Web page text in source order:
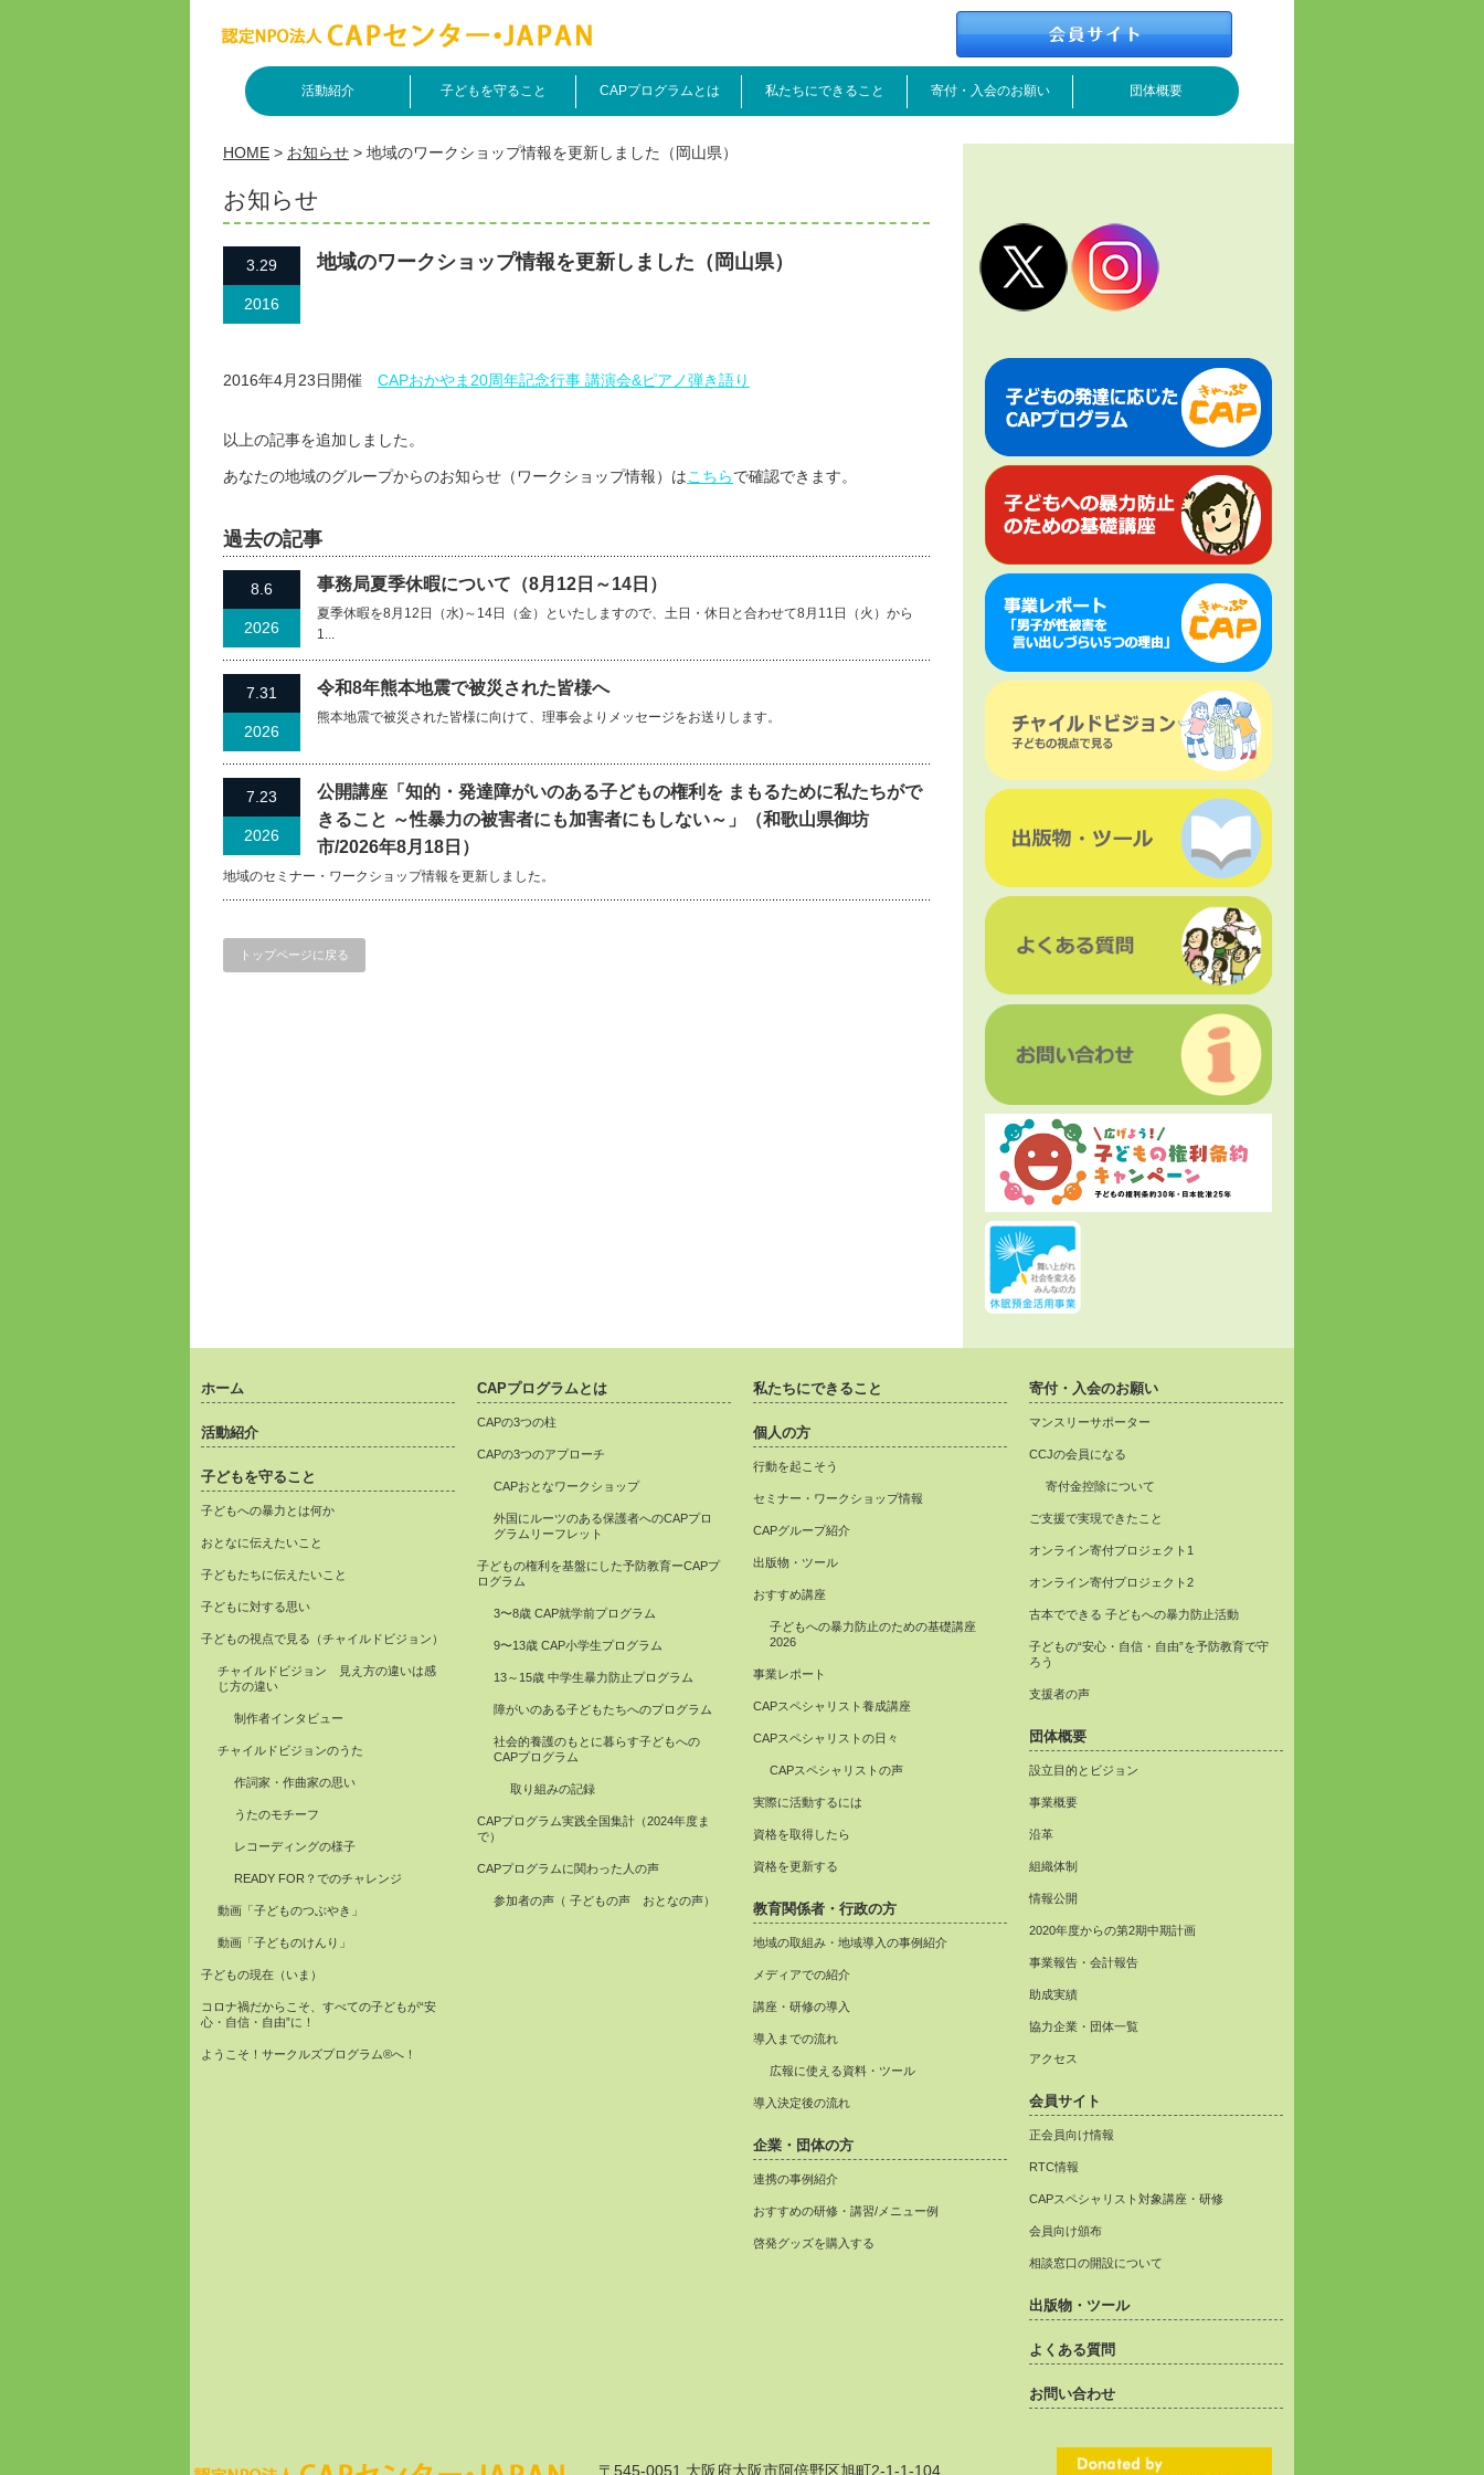
活動紹介 子どもを守ること CAPプログラムとは 私たちにできること 寄付・入会のお願い 団体概要
HOME > お知らせ > 地域のワークショップ情報を更新しました（岡山県）
お知らせ
3.29
2016
地域のワークショップ情報を更新しました（岡山県）
2016年4月23日開催 CAPおかやま20周年記念行事 講演会&ピアノ弾き語り
以上の記事を追加しました。
あなたの地域のグループからのお知らせ（ワークショップ情報）はこちらで確認できます。
過去の記事
8.6
2026
事務局夏季休暇について（8月12日～14日）
夏季休暇を8月12日（水)～14日（金）といたしますので、土日・休日と合わせて8月11日（火）から
1...
7.31
2026
令和8年熊本地震で被災された皆様へ
熊本地震で被災された皆様に向けて、理事会よりメッセージをお送りします。
7.23
2026
公開講座「知的・発達障がいのある子どもの権利を まもるために私たちがで
きること ～性暴力の被害者にも加害者にもしない～」（和歌山県御坊
市/2026年8月18日）
地域のセミナー・ワークショップ情報を更新しました。
トップページに戻る
ホーム
活動紹介
子どもを守ること
子どもへの暴力とは何か
おとなに伝えたいこと
子どもたちに伝えたいこと
子どもに対する思い
子どもの視点で見る（チャイルドビジョン）
チャイルドビジョン 見え方の違いは感
じ方の違い
制作者インタビュー
チャイルドビジョンのうた
作詞家・作曲家の思い
うたのモチーフ
レコーディングの様子
READY FOR？でのチャレンジ
動画「子どものつぶやき」
動画「子どものけんり」
子どもの現在（いま）
コロナ禍だからこそ、すべての子どもが“安
心・自信・自由”に！
ようこそ！サークルズプログラム®へ！
CAPプログラムとは
CAPの3つの柱
CAPの3つのアプローチ
CAPおとなワークショップ
外国にルーツのある保護者へのCAPプロ
グラムリーフレット
子どもの権利を基盤にした予防教育ーCAPプ
ログラム
3〜8歳 CAP就学前プログラム
9〜13歳 CAP小学生プログラム
13～15歳 中学生暴力防止プログラム
障がいのある子どもたちへのプログラム
社会的養護のもとに暮らす子どもへの
CAPプログラム
取り組みの記録
CAPプログラム実践全国集計（2024年度ま
で）
CAPプログラムに関わった人の声
参加者の声（ 子どもの声 おとなの声）
私たちにできること
個人の方
行動を起こそう
セミナー・ワークショップ情報
CAPグループ紹介
出版物・ツール
おすすめ講座
子どもへの暴力防止のための基礎講座
2026
事業レポート
CAPスペシャリスト養成講座
CAPスペシャリストの日々
CAPスペシャリストの声
実際に活動するには
資格を取得したら
資格を更新する
教育関係者・行政の方
地域の取組み・地域導入の事例紹介
メディアでの紹介
講座・研修の導入
導入までの流れ
広報に使える資料・ツール
導入決定後の流れ
企業・団体の方
連携の事例紹介
おすすめの研修・講習/メニュー例
啓発グッズを購入する
寄付・入会のお願い
マンスリーサポーター
CCJの会員になる
寄付金控除について
ご支援で実現できたこと
オンライン寄付プロジェクト1
オンライン寄付プロジェクト2
古本でできる 子どもへの暴力防止活動
子どもの“安心・自信・自由”を予防教育で守
ろう
支援者の声
団体概要
設立目的とビジョン
事業概要
沿革
組織体制
情報公開
2020年度からの第2期中期計画
事業報告・会計報告
助成実績
協力企業・団体一覧
アクセス
会員サイト
正会員向け情報
RTC情報
CAPスペシャリスト対象講座・研修
会員向け頒布
相談窓口の開設について
出版物・ツール
よくある質問
お問い合わせ
〒545-0051 大阪府大阪市阿倍野区旭町2-1-1-104